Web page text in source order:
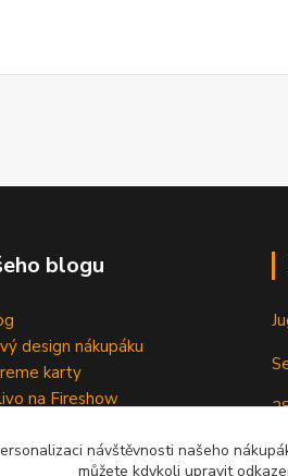
blogu
design nákupáku
karty
na Fireshow
návštěvnosti našeho
můžete kdykoli upravit